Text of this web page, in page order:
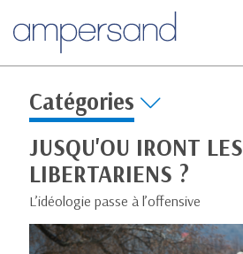
Catégories
JUSQU'OU IRONT LES
LIBERTARIENS ?
L’idéologie passe à l’offensive